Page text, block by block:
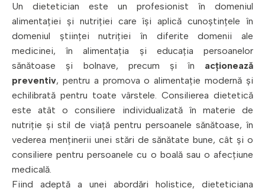
Un dietetician este un profesionist în domeniul
alimentației și nutriției care își aplică cunoștințele în
domeniul științei nutriției în diferite domenii ale
medicinei, în alimentația și educația persoanelor
sănătoase și bolnave, precum și în acționează
preventiv, pentru a promova o alimentație modernă și
echilibrată pentru toate vârstele. Consilierea dietetică
este atât o consiliere individualizată în materie de
nutriție și stil de viață pentru persoanele sănătoase, în
vederea menținerii unei stări de sănătate bune, cât și o
consiliere pentru persoanele cu o boală sau o afecțiune
medicală.
Fiind adeptă a unei abordări holistice, dieteticiana